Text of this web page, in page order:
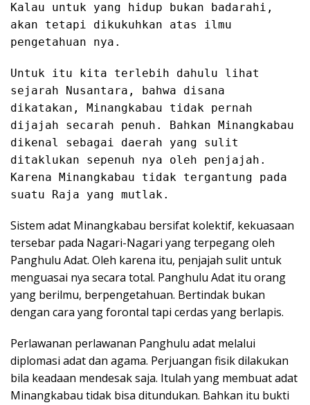
Kalau untuk yang hidup bukan badarahi,
akan tetapi dikukuhkan atas ilmu
pengetahuan nya.
Untuk itu kita terlebih dahulu lihat
sejarah Nusantara, bahwa disana
dikatakan, Minangkabau tidak pernah
dijajah secarah penuh. Bahkan Minangkabau
dikenal sebagai daerah yang sulit
ditaklukan sepenuh nya oleh penjajah.
Karena Minangkabau tidak tergantung pada
suatu Raja yang mutlak.
Sistem adat Minangkabau bersifat kolektif, kekuasaan
tersebar pada Nagari-Nagari yang terpegang oleh
Panghulu Adat. Oleh karena itu, penjajah sulit untuk
menguasai nya secara total. Panghulu Adat itu orang
yang berilmu, berpengetahuan. Bertindak bukan
dengan cara yang forontal tapi cerdas yang berlapis.
Perlawanan perlawanan Panghulu adat melalui
diplomasi adat dan agama. Perjuangan fisik dilakukan
bila keadaan mendesak saja. Itulah yang membuat adat
Minangkabau tidak bisa ditundukan. Bahkan itu bukti